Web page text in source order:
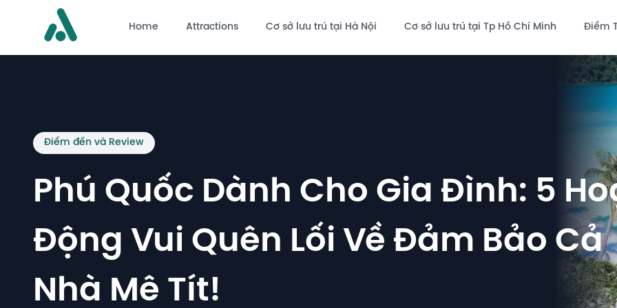
Home Attractions Cơ sở lưu trú tại Hà Nội Cơ sở lưu trú tại Tp Hồ Chí Minh Điểm
Điểm đến và Review
Phú Quốc Dành Cho Gia Đình: 5
Động Vui Quên Lối Về Đảm Bảo Cả
Nhà Mê Tít!